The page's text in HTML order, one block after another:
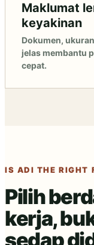
Maklumat
keyakinan
Dokumen,
jelas membantu
cepat.
IS ADI THE RIGHT
Pilih
kerja,